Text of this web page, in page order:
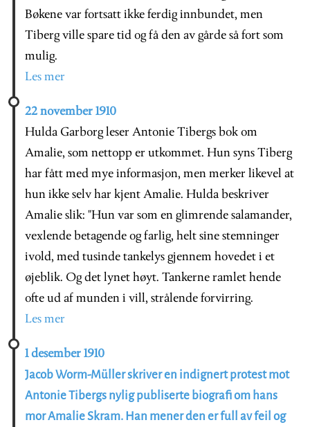
Bøkene var fortsatt ikke ferdig innbundet, men
Tiberg ville spare tid og få den av gårde så fort som
mulig.
Les mer
22 november 1910
Hulda Garborg leser Antonie Tibergs bok om
Amalie, som nettopp er utkommet. Hun syns Tiberg
har fått med mye informasjon, men merker likevel at
hun ikke selv har kjent Amalie. Hulda beskriver
Amalie slik: "Hun var som en glimrende salamander,
vexlende betagende og farlig, helt sine stemninger
ivold, med tusinde tankelys gjennem hovedet i et
øjeblik. Og det lynet høyt. Tankerne ramlet hende
ofte ud af munden i vill, strålende forvirring.
Les mer
1 desember 1910
Jacob Worm-Müller skriver en indignert protest mot
Antonie Tibergs nylig publiserte biografi om hans
mor Amalie Skram. Han mener den er full av feil og